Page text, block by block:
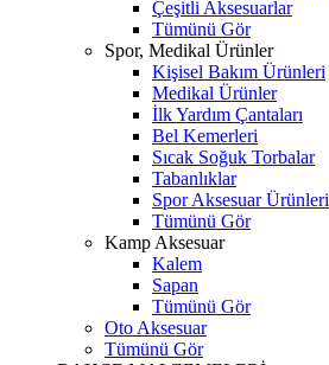
Çeşitli Aksesuarlar
Tümünü Gör
Spor, Medikal Ürünler
Kişisel Bakım Ürünleri
Medikal Ürünler
İlk Yardım Çantaları
Bel Kemerleri
Sıcak Soğuk Torbalar
Tabanlıklar
Spor Aksesuar Ürünleri
Tümünü Gör
Kamp Aksesuar
Kalem
Sapan
Tümünü Gör
Oto Aksesuar
Tümünü Gör